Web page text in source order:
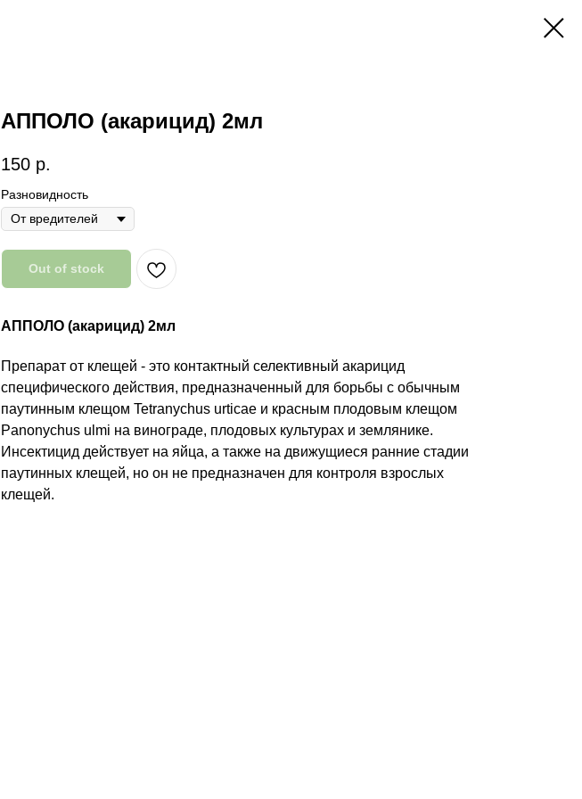
АППОЛО (акарицид) 2мл
150 р.
Разновидность
Out of stock
АППОЛО (акарицид) 2мл
Препарат от клещей - это контактный селективный акарицид
специфического действия, предназначенный для борьбы с обычным
паутинным клещом Tetranychus urticae и красным плодовым клещом
Panonychus ulmi на винограде, плодовых культурах и землянике.
Инсектицид действует на яйца, а также на движущиеся ранние стадии
паутинных клещей, но он не предназначен для контроля взрослых
клещей.